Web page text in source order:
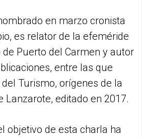
en marzo cronista
es relator de la efeméride
Puerto del Carmen y autor
entre las que
Turismo, orígenes de la
Lanzarote, editado en 2017.
objetivo de esta charla ha